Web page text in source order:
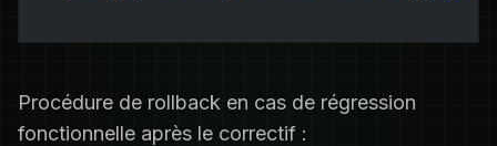
Procédure de rollback en cas de régression
fonctionnelle après le correctif :